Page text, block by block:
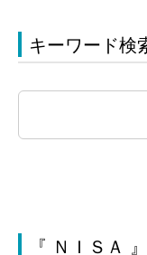
キーワード検
『 ＮＩＳＡ